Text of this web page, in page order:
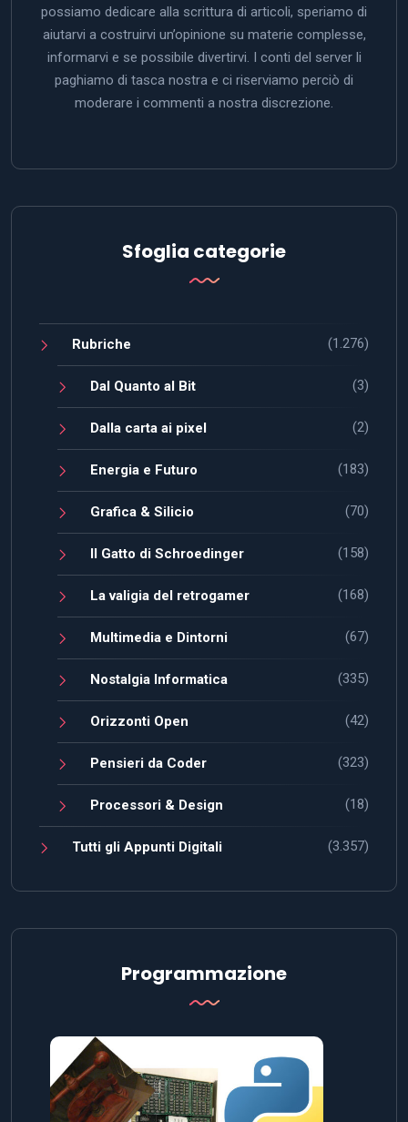
possiamo dedicare alla scrittura di articoli, speriamo di
aiutarvi a costruirvi un’opinione su materie complesse,
informarvi e se possibile divertirvi. I conti del server li
paghiamo di tasca nostra e ci riserviamo perciò di
moderare i commenti a nostra discrezione.
Sfoglia categorie
Rubriche (1.276)
Dal Quanto al Bit (3)
Dalla carta ai pixel (2)
Energia e Futuro (183)
Grafica & Silicio (70)
Il Gatto di Schroedinger (158)
La valigia del retrogamer (168)
Multimedia e Dintorni (67)
Nostalgia Informatica (335)
Orizzonti Open (42)
Pensieri da Coder (323)
Processori & Design (18)
Tutti gli Appunti Digitali (3.357)
Programmazione